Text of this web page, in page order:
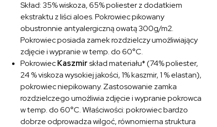
Skład: 35% wiskoza, 65% poliester z dodatkiem
ekstraktu z liści aloes. Pokrowiec pikowany
obustronnie antyalergiczną owatą 300g/m2.
Pokrowiec posiada zamek rozdzielczy umożliwiający
zdjęcie i wypranie w temp. do 60°C.
PokrowiecKaszmirskład materiału* (74% poliester,
24 % viskoza wysokiej jakości, 1% kaszmir, 1 % elastan),
pokrowiec niepikowany. Zastosowanie zamka
rozdzielczego umożliwia zdjęcie i wypranie pokrowca
w temp. do 60°C. Właściwości: pokrowiec bardzo
dobrze odprowadza wilgoć, równomierna struktura